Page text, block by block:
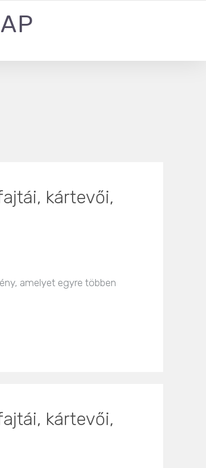
kártevői,
amelyet egyre többen
kártevői,